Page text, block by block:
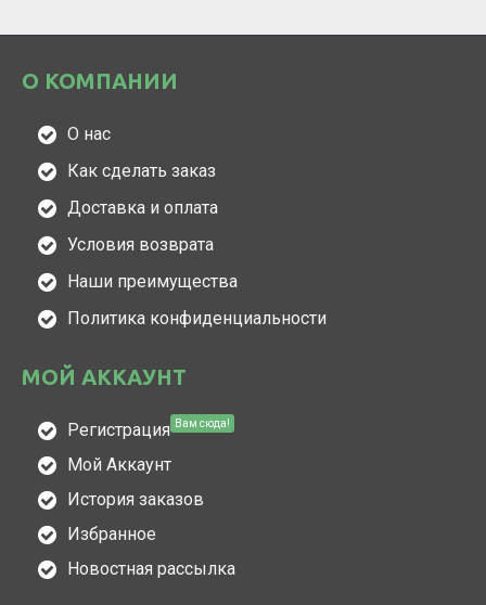
О КОМПАНИИ
О нас
Как сделать заказ
Доставка и оплата
Условия возврата
Наши преимущества
Политика конфиденциальности
МОЙ АККАУНТ
Регистрация Вам сюда!
Мой Аккаунт
История заказов
Избранное
Новостная рассылка